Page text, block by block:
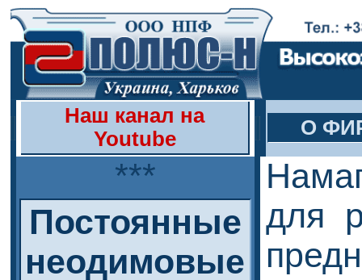
Наш канал на
Youtube
О
***
Постоянные
неодимовые
для